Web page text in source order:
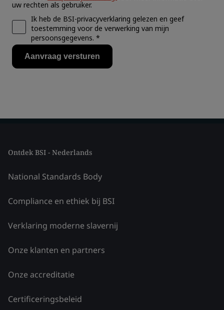
Ontdek BSI - Nederlands
National Standards Body
Compliance en ethiek bij BSI
Verklaring moderne slavernij
Onze klanten en partners
Onze accreditatie
Certificeringsbeleid